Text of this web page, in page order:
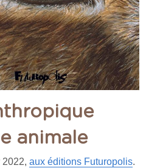
animale
2022, aux éditions Futuropolis.